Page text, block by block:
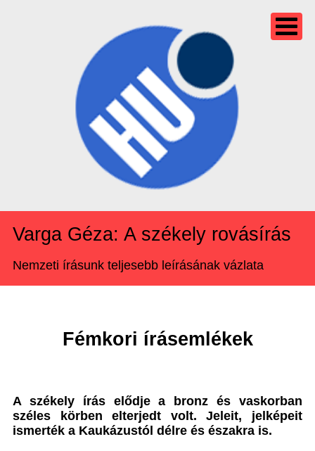
Varga Géza: A székely rovásírás
Nemzeti írásunk teljesebb leírásának vázlata
Fémkori írásemlékek
A székely írás elődje a bronz és vaskorban
széles körben elterjedt volt. Jeleit, jelképeit
ismerték a Kaukázustól délre és északra is.